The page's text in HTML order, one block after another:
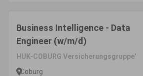
Business Intelligence - Data
Engineer (w/m/d)
HUK-COBURG Versicherungsgruppe'
Coburg